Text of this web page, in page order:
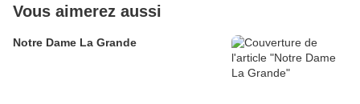
Vous aimerez aussi
Notre Dame La Grande